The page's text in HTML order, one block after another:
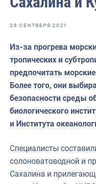
Отраслевые СМИ
Выставки и
Научно-
Рыбоохрана России
Отрасль в цифрах
Инфографика
29 СЕНТЯБРЯ 2021
Из-за прогрева
тропических и
предпочитать
Более того, они
безопасности среды
биологического
и Института
Специалисты
солоноватоводной и
Сахалина и